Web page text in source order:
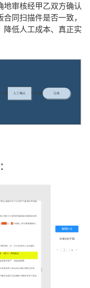
地审核经甲乙双方确认
同扫描件是否一致，
降低人工成本、真正实